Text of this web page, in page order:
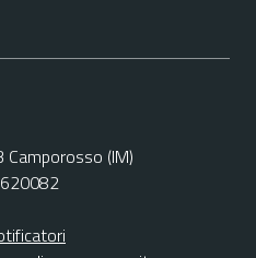
Camporosso (IM)